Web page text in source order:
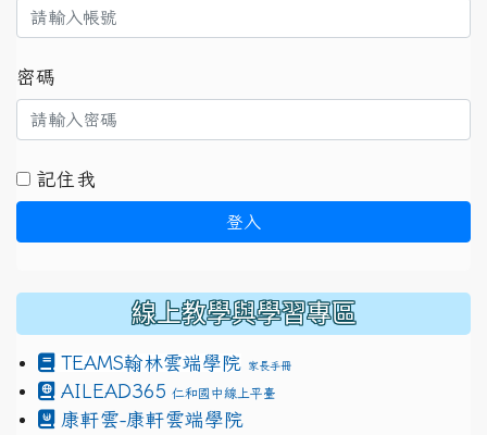
密碼
記住我
登入
線上教學與學習專區
TEAMS翰林雲端學院 家長手冊
AILEAD365 仁和國中線上平臺
康軒雲-康軒雲端學院